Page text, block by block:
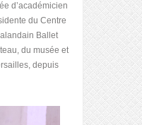
d’académicien
du Centre
Ballet
du musée et
depuis